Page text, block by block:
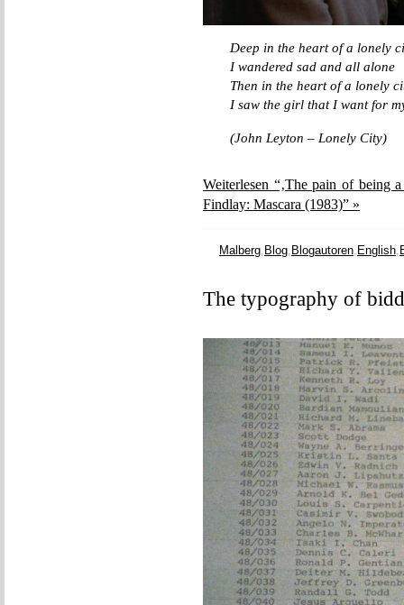
Deep in the heart of a lonely
I wandered sad and all alone
Then in the heart of a lonely
I saw the girl that I want for
(John Leyton – Lonely City)
Weiterlesen “‚The pain of being
Findlay: Mascara (1983)” »
Malberg, Blog, Blogautoren, English,
The typography of